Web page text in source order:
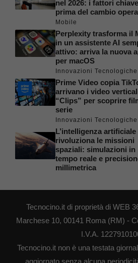
nel 2026: i fattori chiave
prima del cambio
Mobile
Perplexity trasforma il
in un assistente AI
attivo: arriva la nuova
per macOS
Innovazioni Tecnologiche
Prime Video copia
arrivano i video
“Clips” per scoprire
serie
Innovazioni Tecnologiche
L’intelligenza artificiale
rivoluziona le missioni
spaziali: simulazioni in
tempo reale e
millimetrica
Tecnocino.it di proprietà di WEB
Marchese 10, 00141 Roma (RM) -
I.V.A.
Tecnocino.it non è una testata
aggiornato senza alcuna